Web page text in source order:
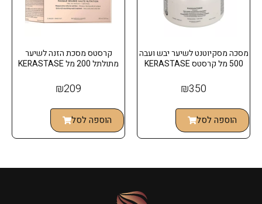
מסכה מסקיוטנט לשיער יבש ועבה
500 מל קרסטס KERASTASE
₪350
הוספה לסל
קרסטס מסכת הזנה לשיער
מתולתל 200 מל KERASTASE
₪209
הוספה לסל